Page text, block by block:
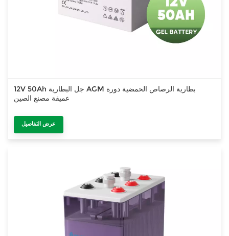
12V 50Ah جل البطارية AGM بطارية الرصاص الحمضية دورة
عميقة مصنع الصين
عرض التفاصيل